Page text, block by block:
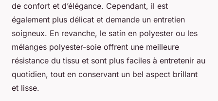
de confort et d’élégance. Cependant, il est
également plus délicat et demande un entretien
soigneux. En revanche, le satin en polyester ou les
mélanges polyester-soie offrent une meilleure
résistance du tissu et sont plus faciles à entretenir au
quotidien, tout en conservant un bel aspect brillant
et lisse.